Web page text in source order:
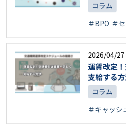
コラム
＃BPO ＃
2026/04/27
運賃改定
支給する
コラム
＃キャッシ